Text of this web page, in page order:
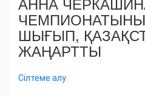
АННА
ШЫҒЫП,
ЖАҢАРТТЫ
Сілтеме алу